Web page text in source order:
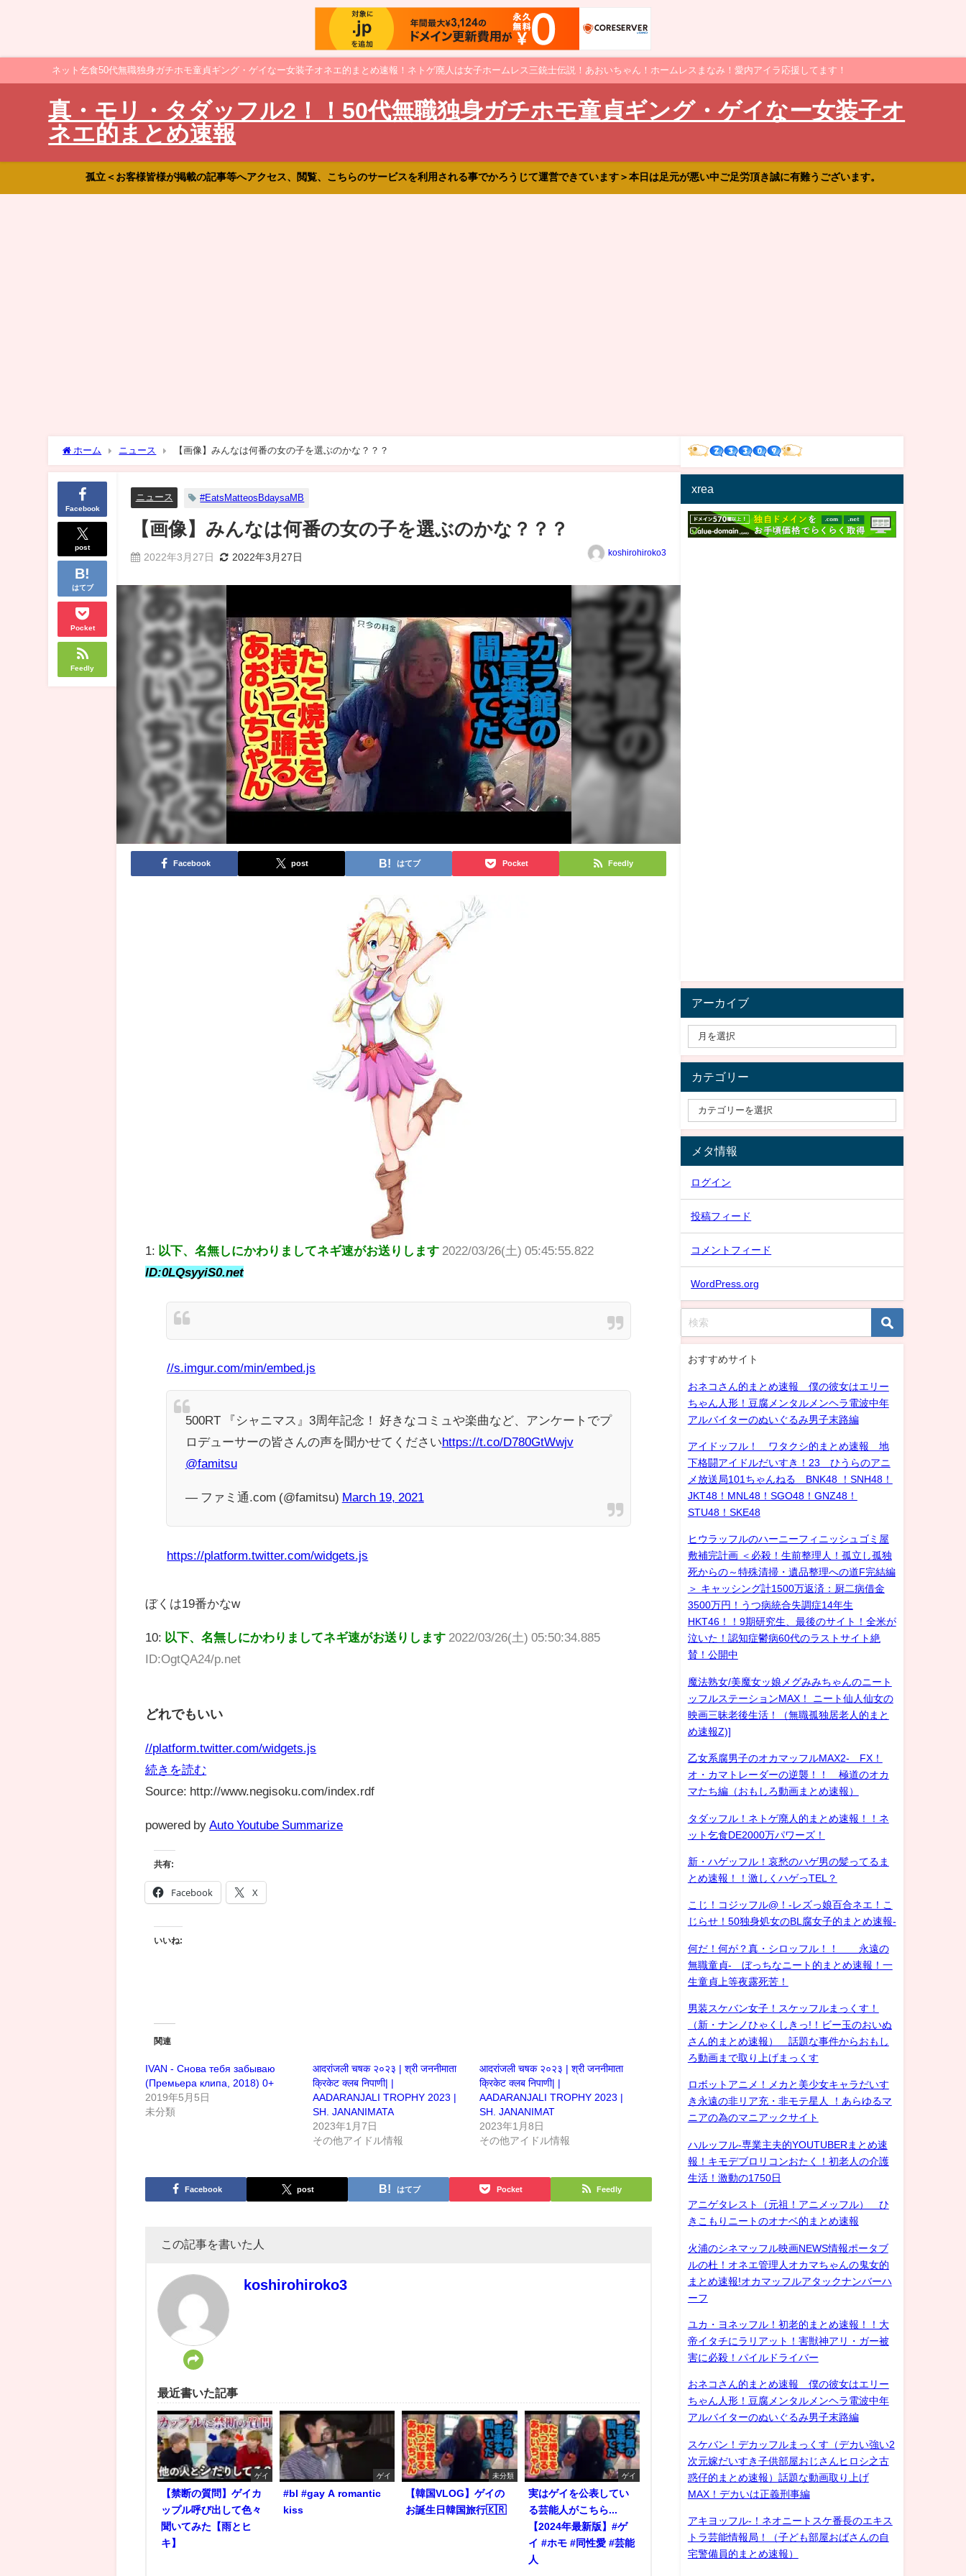
ネット乞食50代無職独身ガチホモ童貞ギング・ゲイなー女装子オネエ的まとめ速報！ネトゲ廃人は女子ホームレス三銃士伝説！あおいちゃん！ホームレスまなみ！愛内アイラ応援してます！
真・モリ・タダッフル2！！50代無職独身ガチホモ童貞ギング・ゲイなー女装子オ
ネエ的まとめ速報
孤立＜お客様皆様が掲載の記事等へアクセス、閲覧、こちらのサービスを利用される事でかろうじて運営できています＞本日は足元が悪い中ご足労頂き誠に有難うございます。
ホーム ニュース 【画像】みんなは何番の女の子を選ぶのかな？？？
Facebook
post
はてブ
Pocket
Feedly
ニュース #EatsMatteosBdaysaMB
【画像】みんなは何番の女の子を選ぶのかな？？？
2022年3月27日 2022年3月27日 koshirohiroko3
Facebook post はてブ Pocket Feedly
1: 以下、名無しにかわりましてネギ速がお送りします 2022/03/26(土) 05:45:55.822
ID:0LQsyyiS0.net
//s.imgur.com/min/embed.js
500RT 『シャニマス』3周年記念！ 好きなコミュや楽曲など、アンケートでプ
ロデューサーの皆さんの声を聞かせてくださいhttps://t.co/D780GtWwjv
@famitsu
— ファミ通.com (@famitsu) March 19, 2021
https://platform.twitter.com/widgets.js
ぼくは19番かなw
10: 以下、名無しにかわりましてネギ速がお送りします 2022/03/26(土) 05:50:34.885
ID:OgtQA24/p.net
どれでもいい
//platform.twitter.com/widgets.js
続きを読む
Source: http://www.negisoku.com/index.rdf
powered by Auto Youtube Summarize
共有:
Facebook X
いいね:
関連
IVAN - Снова тебя забываю
(Премьера клипа, 2018) 0+
2019年5月5日
未分類
आदरांजली चषक २०२३ | श्री जननीमाता
क्रिकेट क्लब निपाणी| |
AADARANJALI TROPHY 2023 |
SH. JANANIMATA
2023年1月7日
その他アイドル情報
आदरांजली चषक २०२३ | श्री जननीमाता
क्रिकेट क्लब निपाणी| |
AADARANJALI TROPHY 2023 |
SH. JANANIMAT
2023年1月8日
その他アイドル情報
Facebook post はてブ Pocket Feedly
この記事を書いた人
koshirohiroko3
最近書いた記事
ゲイ
【禁断の質問】ゲイカ
ップル呼び出して色々
聞いてみた【雨とヒ
キ】
ゲイ
#bl #gay A romantic
kiss
未分類
【韓国VLOG】ゲイの
お誕生日韓国旅行🇰🇷
ゲイ
実はゲイを公表してい
る芸能人がこちら...
【2024年最新版】#ゲ
イ #ホモ #同性愛 #芸能
人
xrea
アーカイブ
カテゴリー
メタ情報
ログイン
投稿フィード
コメントフィード
WordPress.org
おすすめサイト
おネコさん的まとめ速報 僕の彼女はエリー
ちゃん人形！豆腐メンタルメンヘラ電波中年
アルバイターのぬいぐるみ男子末路編
アイドッフル！ ワタクシ的まとめ速報 地
下格闘アイドルだいすき！23 ひうらのアニ
メ放送局101ちゃんねる BNK48 ！SNH48！
JKT48！MNL48！SGO48！GNZ48！
STU48！SKE48
ヒウラッフルのハーニーフィニッシュゴミ屋
敷補完計画 ＜必殺！生前整理人！孤立し孤独
死からの～特殊清掃・遺品整理への道F完結編
＞ キャッシング計1500万返済：厨二病借金
3500万円！うつ病統合失調症14年生
HKT46！！9期研究生、最後のサイト！全米が
泣いた！認知症鬱病60代のラストサイト絶
賛！公開中
魔法熟女/美魔女ッ娘メグみみちゃんのニート
ッフルステーションMAX！ ニート仙人仙女の
映画三昧老後生活！（無職孤独居老人的まと
め速報Z)]
乙女系腐男子のオカマッフルMAX2- FX！
オ・カマトレーダーの逆襲！！ 極道のオカ
マたち編（おもしろ動画まとめ速報）
タダッフル！ネトゲ廃人的まとめ速報！！ネ
ット乞食DE2000万パワーズ！
新・ハゲッフル！哀愁のハゲ男の髪ってるま
とめ速報！！激しくハゲっTEL？
こじ！コジッフル@！-レズっ娘百合ネエ！こ
じらせ！50独身処女のBL腐女子的まとめ速報-
何だ！何が？真・シロッフル！！ 永遠の
無職童貞- ぼっちなニート的まとめ速報！一
生童貞上等夜露死苦！
男装スケバン女子！スケッフルまっくす！
（新・ナンノひゃくしきっ!！ビー玉のおいぬ
さん的まとめ速報） 話題な事件からおもし
ろ動画まで取り上げまっくす
ロボットアニメ！メカと美少女キャラだいす
き永遠の非リア充・非モテ星人 ！あらゆるマ
ニアの為のマニアックサイト
ハルッフル-専業主夫的YOUTUBERまとめ速
報！キモデブロリコンおたく！初老人の介護
生活！激動の1750日
アニゲタレスト（元祖！アニメッフル） ひ
きこもりニートのオナベ的まとめ速報
火浦のシネマッフル映画NEWS情報ポータブ
ルの杜！オネエ管理人オカマちゃんの鬼女的
まとめ速報!オカマッフルアタックナンバーハ
ーフ
ユカ・ヨネッフル！初老的まとめ速報！！大
帝イタチにラリアット！害獣神アリ・ガー被
害に必殺！パイルドライバー
おネコさん的まとめ速報 僕の彼女はエリー
ちゃん人形！豆腐メンタルメンヘラ電波中年
アルバイターのぬいぐるみ男子末路編
スケバン！デカッフルまっくす（デカい強い2
次元嫁だいすき子供部屋おじさんヒロシ之古
惑仔的まとめ速報）話題な動画取り上げ
MAX！デカいは正義刑事編
アキヨッフル-！ネオニートスケ番長のエキス
トラ芸能情報局！（子ども部屋おばさんの自
宅警備員的まとめ速報）